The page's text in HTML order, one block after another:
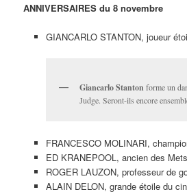
ANNIVERSAIRES du 8 novembre
GIANCARLO STANTON, joueur
Giancarlo Stanton forme un
Judge. Seront-ils encore
FRANCESCO MOLINARI,
ED KRANEPOOL, ancien des
ROGER LAUZON, professeur de
ALAIN DELON, grande étoile du